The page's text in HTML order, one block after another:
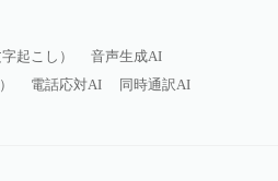
起こし）
音声生成AI
電話応対AI
同時通訳AI